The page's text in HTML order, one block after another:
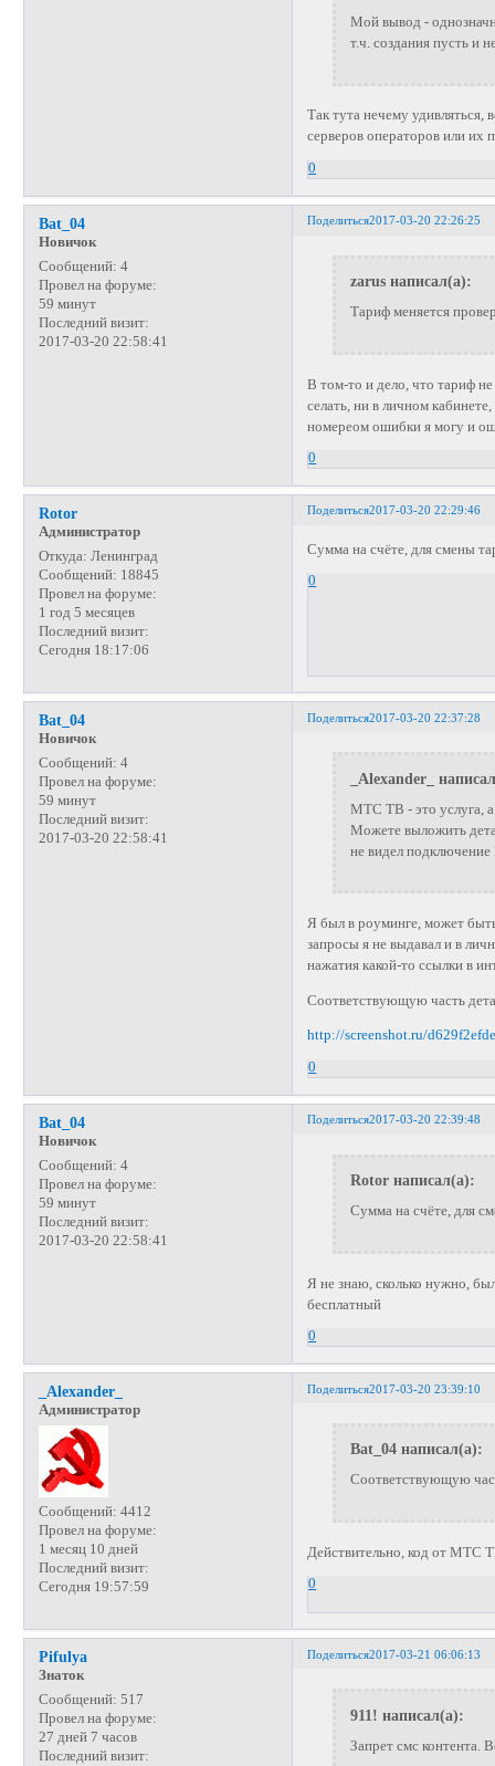
Мой вывод -
т.ч. создания пусть и
Так тута нечему
серверов операторов или их
0
Поделиться2017-03-20 22:26:25
Bat_04
Новичок
Сообщений: 4
Провел на форуме:
59 минут
Последний визит:
2017-03-20 22:58:41
zarus написал(а):
Тариф меняется
В том-то и дело, что тариф
селать, ни в личном
номереом ошибки я могу и
0
Поделиться2017-03-20 22:29:46
Rotor
Администратор
Откуда: Ленинград
Сообщений: 18845
Провел на форуме:
1 год 5 месяцев
Последний визит:
Сегодня 18:17:06
Сумма на счёте, для смены
0
Поделиться2017-03-20 22:37:28
Bat_04
Новичок
Сообщений: 4
Провел на форуме:
59 минут
Последний визит:
2017-03-20 22:58:41
_Alexander_
МТС ТВ - это услуга, а
Можете выложить
не видел
Я был в роуминге, может
запросы я не выдавал и в
нажатия какой-то ссылки в
Соответствующую часть
http://screenshot.ru/
0
Поделиться2017-03-20 22:39:48
Bat_04
Новичок
Сообщений: 4
Провел на форуме:
59 минут
Последний визит:
2017-03-20 22:58:41
Rotor написал(а):
Сумма на счёте, для
Я не знаю, сколько нужно,
бесплатный
0
Поделиться2017-03-20 23:39:10
_Alexander_
Администратор
Сообщений: 4412
Провел на форуме:
1 месяц 10 дней
Последний визит:
Сегодня 19:57:59
Bat_04 написал(а):
Соответствующую
Действительно, код от МТС
0
Поделиться2017-03-21 06:06:13
Pifulya
Знаток
Сообщений: 517
Провел на форуме:
27 дней 7 часов
Последний визит:
911! написал(а):
Запрет смс контента.